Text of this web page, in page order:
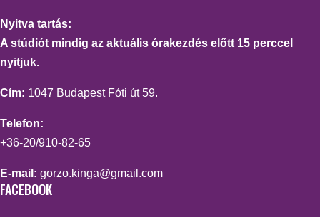
Nyitva tartás:
A stúdiót mindig az aktuális órakezdés előtt 15 perccel
nyitjuk.
Cím: 1047 Budapest Fóti út 59.
Telefon:
+36-20/910-82-65
E-mail: gorzo.kinga@gmail.com
FACEBOOK